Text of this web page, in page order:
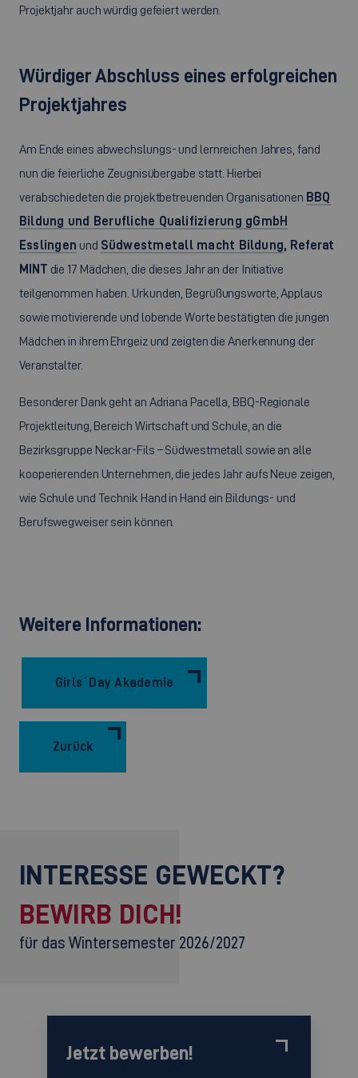
Projektjahr auch würdig gefeiert werden.
Würdiger Abschluss eines erfolgreichen
Projektjahres
Am Ende eines abwechslungs- und lernreichen Jahres, fand
nun die feierliche Zeugnisübergabe statt. Hierbei
verabschiedeten die projektbetreuenden Organisationen BBQ
Bildung und Berufliche Qualifizierung gGmbH
Esslingen und Südwestmetall macht Bildung, Referat
MINT die 17 Mädchen, die dieses Jahr an der Initiative
teilgenommen haben. Urkunden, Begrüßungsworte, Applaus
sowie motivierende und lobende Worte bestätigten die jungen
Mädchen in ihrem Ehrgeiz und zeigten die Anerkennung der
Veranstalter.
Besonderer Dank geht an Adriana Pacella, BBQ-Regionale
Projektleitung, Bereich Wirtschaft und Schule, an die
Bezirksgruppe Neckar-Fils – Südwestmetall sowie an alle
kooperierenden Unternehmen, die jedes Jahr aufs Neue zeigen,
wie Schule und Technik Hand in Hand ein Bildungs- und
Berufswegweiser sein können.
Weitere Informationen:
Girls´Day Akademie
Zurück
INTERESSE GEWECKT?
BEWIRB DICH!
für das Wintersemester 2026/2027
Jetzt bewerben!